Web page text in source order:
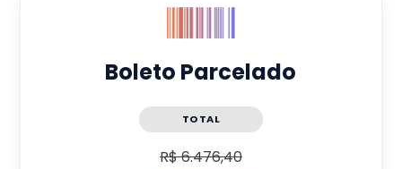
Boleto Parcelado
TOTAL
R$ 6.476,40